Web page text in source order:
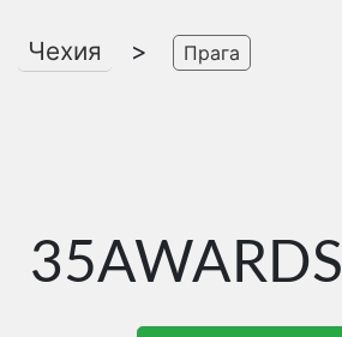
Чехия > Прага
35AWARDS